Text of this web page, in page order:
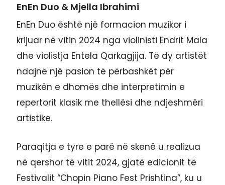
EnEn Duo & Mjella Ibrahimi
EnEn Duo është një formacion muzikor i
krijuar në vitin 2024 nga violinisti Endrit Mala
dhe violistja Entela Qarkagjija. Të dy artistët
ndajnë një pasion të përbashkët për
muzikën e dhomës dhe interpretimin e
repertorit klasik me thellësi dhe ndjeshmëri
artistike.
Paraqitja e tyre e parë në skenë u realizua
në qershor të vitit 2024, gjatë edicionit të
Festivalit “Chopin Piano Fest Prishtina”, ku u